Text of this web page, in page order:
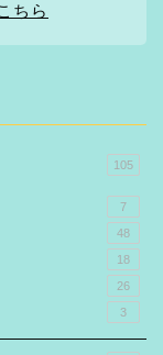
ちら
105
7
48
18
26
3